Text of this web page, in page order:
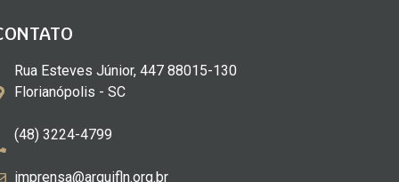
Rua Esteves Júnior, 447 88015-130
Florianópolis - SC
(48) 3224-4799
imprensa@arquifln.org.br